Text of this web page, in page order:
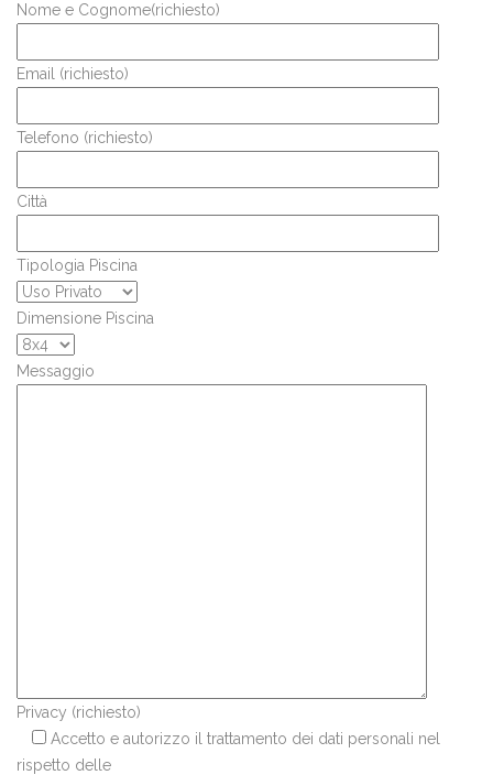
Nome e Cognome(richiesto)
Email (richiesto)
Telefono (richiesto)
Città
Tipologia Piscina
Dimensione Piscina
Messaggio
Privacy (richiesto)
Accetto e autorizzo il trattamento dei dati personali nel
rispetto delle